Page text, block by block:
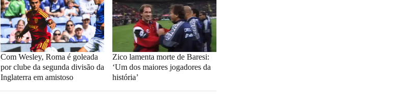
Com Wesley, Roma é goleada
por clube da segunda divisão da
Inglaterra em amistoso
Zico lamenta morte de Baresi:
‘Um dos maiores jogadores da
história’